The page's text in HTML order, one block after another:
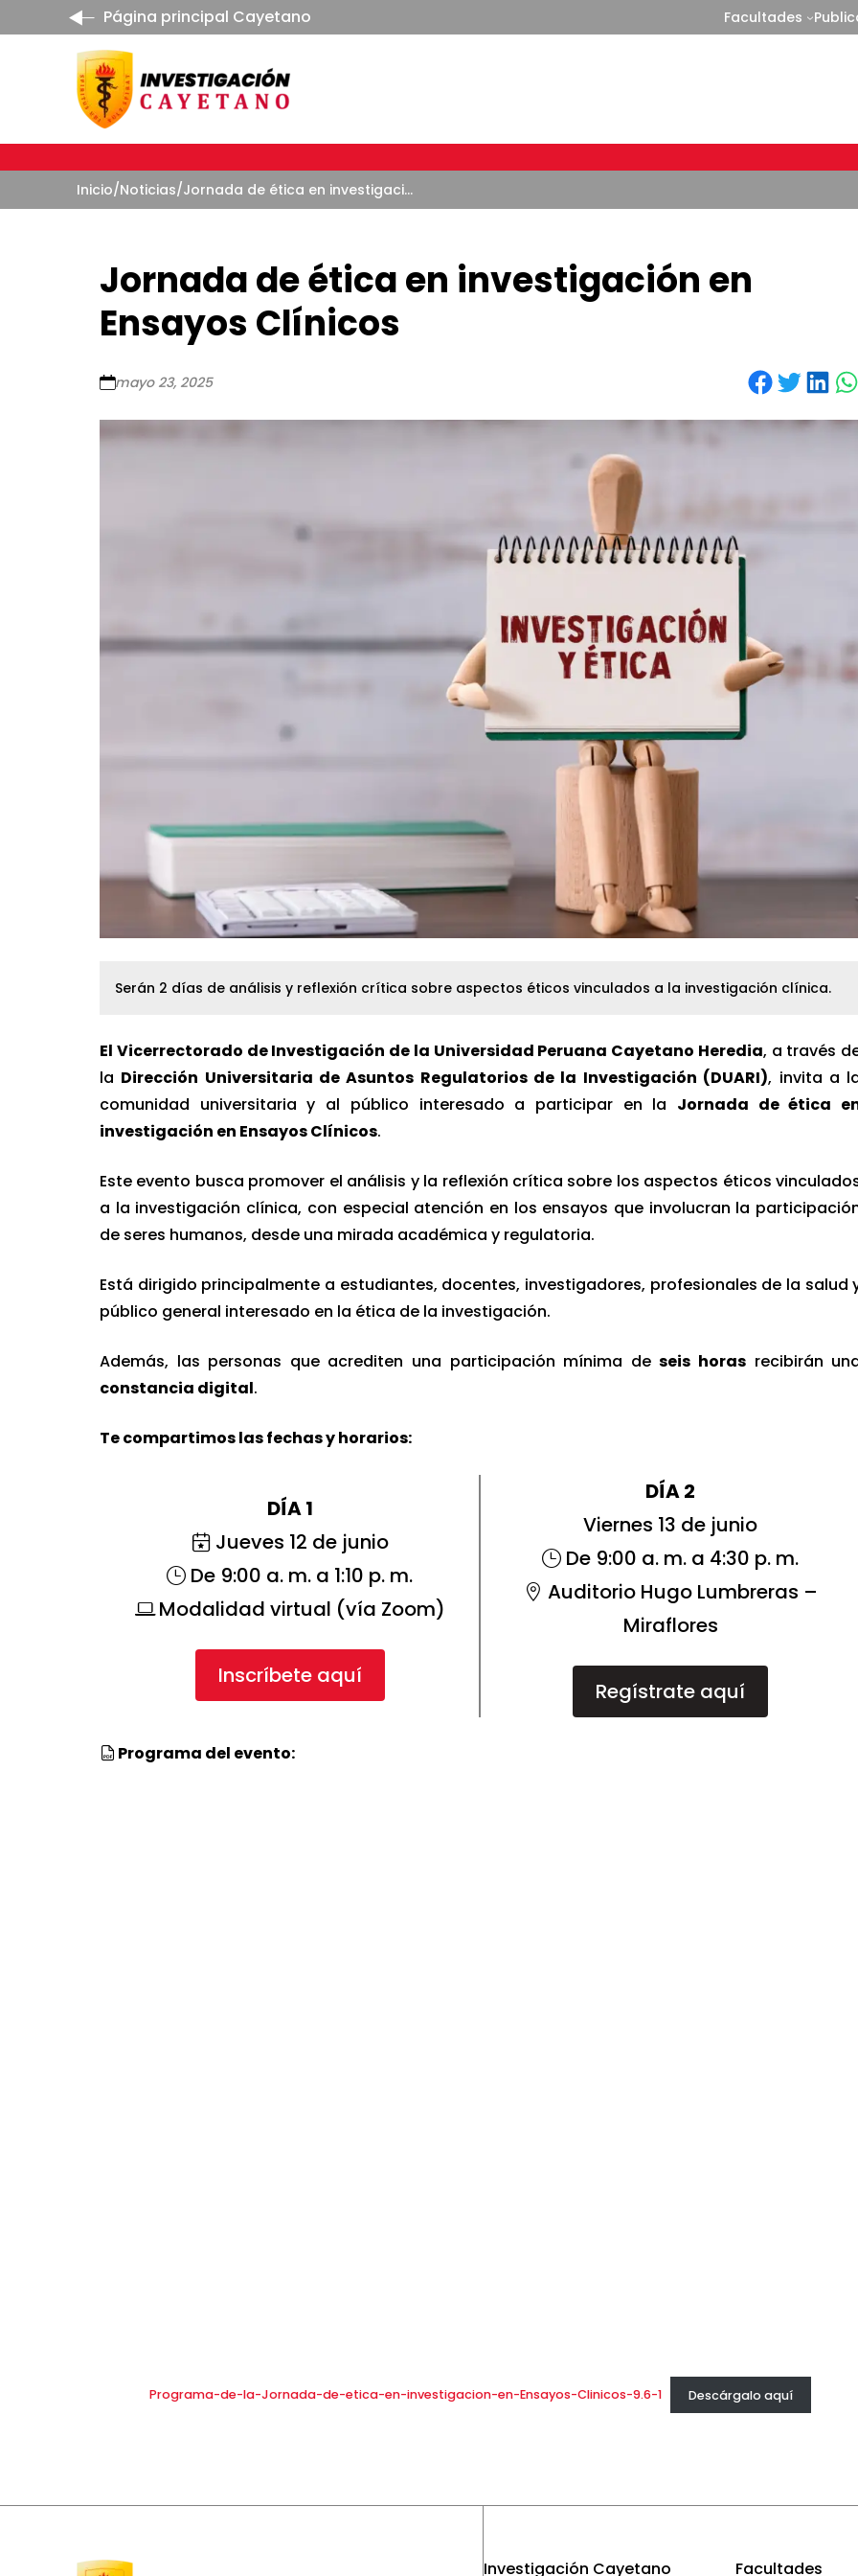
Página principal Cayetano Facultades
Inicio/Noticias/ Jornada de ética en investigación en Ensayos Clínicos
Jornada de ética en investigación en
Ensayos Clínicos
mayo 23, 2025 Share on Facebook Share on Twitter Share on LinkedIn Share on WhatsApp
Serán 2 días de análisis y reflexión crítica sobre aspectos éticos vinculados a la investigación clínica.
El Vicerrectorado de Investigación de la Universidad Peruana Cayetano Heredia, a través
la Dirección Universitaria de Asuntos Regulatorios de la Investigación (DUARI), invita a
comunidad universitaria y al público interesado a participar en la Jornada de ética
investigación en Ensayos Clínicos.
Este evento busca promover el análisis y la reflexión crítica sobre los aspectos éticos
a la investigación clínica, con especial atención en los ensayos que involucran la
de seres humanos, desde una mirada académica y regulatoria.
Está dirigido principalmente a estudiantes, docentes, investigadores, profesionales de la salud
público general interesado en la ética de la investigación.
Además, las personas que acrediten una participación mínima deseis horas recibirán
constancia digital.
Te compartimos las fechas y horarios:
DÍA 1
Jueves 12 de junio
De 9:00 a. m. a 1:10 p. m.
Modalidad virtual (vía Zoom)
Inscríbete aquí
DÍA 2
Viernes 13 de junio
De 9:00 a. m. a 4:30 p. m.
Auditorio Hugo Lumbreras –
Miraflores
Regístrate aquí
Programa del evento:
Programa-de-la-Jornada-de-etica-en-investigacion-en-Ensayos-Clinicos-9.6-1 Descárgalo aquí
Investigación Cayetano
Facultades